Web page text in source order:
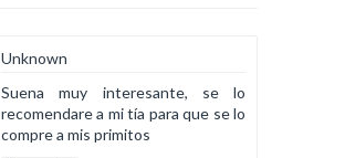
Unknown
Suena muy interesante, se lo
recomendare a mi tía para que se lo
compre a mis primitos